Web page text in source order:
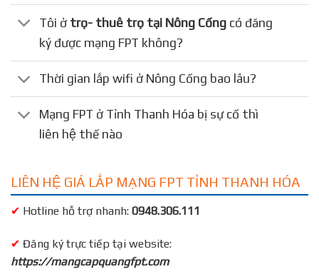
Tôi ở trọ- thuê trọ tại Nông Cống có đăng
ký được mạng FPT không?
Thời gian lắp wifi ở Nông Cống bao lâu?
Mạng FPT ở Tỉnh Thanh Hóa bị sự cố thì
liên hệ thế nào
LIÊN HỆ GIÁ LẮP MẠNG FPT TỈNH THANH HÓA
✔ Hotline hỗ trợ nhanh: 0948.306.111
✔ Đăng ký trực tiếp tại website:
https://mangcapquangfpt.com